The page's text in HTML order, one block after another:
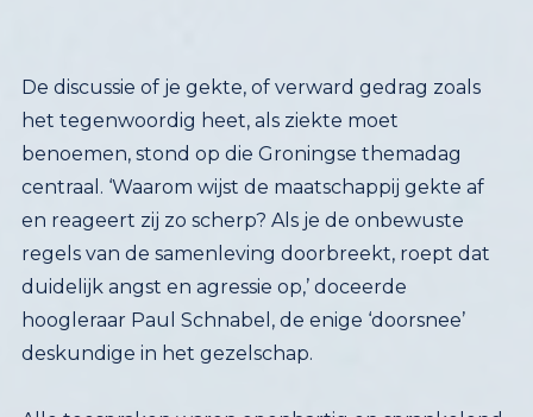
De discussie of je gekte, of verward gedrag zoals
het tegenwoordig heet, als ziekte moet
benoemen, stond op die Groningse themadag
centraal. ‘Waarom wijst de maatschappij gekte af
en reageert zij zo scherp? Als je de onbewuste
regels van de samenleving doorbreekt, roept dat
duidelijk angst en agressie op,’ doceerde
hoogleraar Paul Schnabel, de enige ‘doorsnee’
deskundige in het gezelschap.